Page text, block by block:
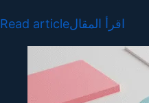
Read articleاقرأ المقال